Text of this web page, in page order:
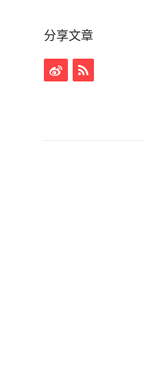
分享文章